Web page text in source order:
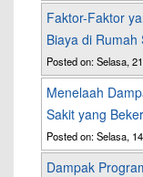
Faktor-Faktor
Biaya di Rumah
Posted on: Selasa,
Menelaah
Sakit yang
Posted on: Selasa,
Dampak